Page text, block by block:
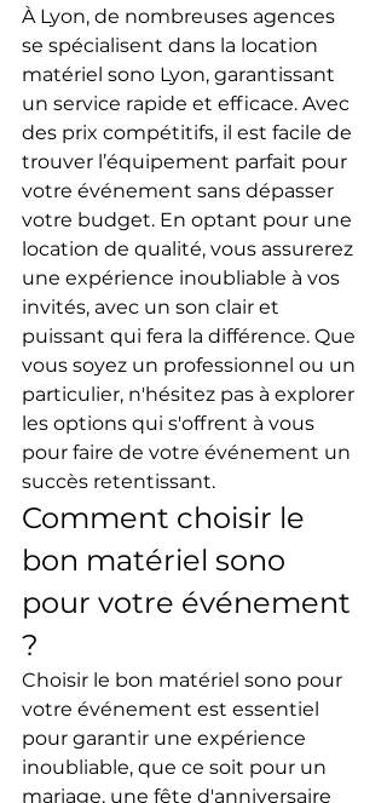
À Lyon, de nombreuses agences
se spécialisent dans la location
matériel sono Lyon, garantissant
un service rapide et efficace. Avec
des prix compétitifs, il est facile de
trouver l’équipement parfait pour
votre événement sans dépasser
votre budget. En optant pour une
location de qualité, vous assurerez
une expérience inoubliable à vos
invités, avec un son clair et
puissant qui fera la différence. Que
vous soyez un professionnel ou un
particulier, n'hésitez pas à explorer
les options qui s'offrent à vous
pour faire de votre événement un
succès retentissant.
Comment choisir le
bon matériel sono
pour votre événement
?
Choisir le bon matériel sono pour
votre événement est essentiel
pour garantir une expérience
inoubliable, que ce soit pour un
mariage, une fête d'anniversaire